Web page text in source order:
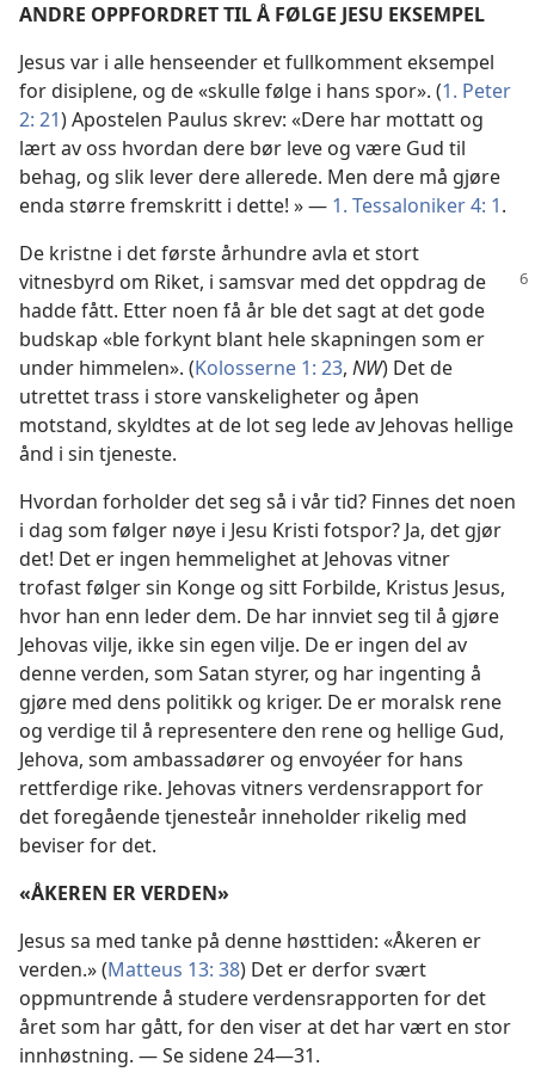
ANDRE OPPFORDRET TIL Å FØLGE JESU EKSEMPEL
Jesus var i alle henseender et fullkomment eksempel
for disiplene, og de «skulle følge i hans spor». (1. Peter
2: 21) Apostelen Paulus skrev: «Dere har mottatt og
lært av oss hvordan dere bør leve og være Gud til
behag, og slik lever dere allerede. Men dere må gjøre
enda større fremskritt i dette! » — 1. Tessaloniker 4: 1.
De kristne i det første århundre avla et stort
vitnesbyrd om Riket, i samsvar med det oppdrag de
hadde fått. Etter noen få år ble det sagt at det gode
budskap «ble forkynt blant hele skapningen som er
under himmelen». (Kolosserne 1: 23, NW) Det de
utrettet trass i store vanskeligheter og åpen
motstand, skyldtes at de lot seg lede av Jehovas hellige
ånd i sin tjeneste.
Hvordan forholder det seg så i vår tid? Finnes det noen
i dag som følger nøye i Jesu Kristi fotspor? Ja, det gjør
det! Det er ingen hemmelighet at Jehovas vitner
trofast følger sin Konge og sitt Forbilde, Kristus Jesus,
hvor han enn leder dem. De har innviet seg til å gjøre
Jehovas vilje, ikke sin egen vilje. De er ingen del av
denne verden, som Satan styrer, og har ingenting å
gjøre med dens politikk og kriger. De er moralsk rene
og verdige til å representere den rene og hellige Gud,
Jehova, som ambassadører og envoyéer for hans
rettferdige rike. Jehovas vitners verdensrapport for
det foregående tjenesteår inneholder rikelig med
beviser for det.
«ÅKEREN ER VERDEN»
Jesus sa med tanke på denne høsttiden: «Åkeren er
verden.» (Matteus 13: 38) Det er derfor svært
oppmuntrende å studere verdensrapporten for det
året som har gått, for den viser at det har vært en stor
innhøstning. — Se sidene 24—31.